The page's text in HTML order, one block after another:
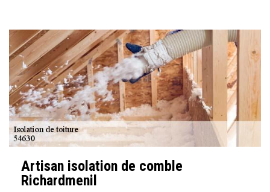
Artisan isolation de comble
Richardmenil